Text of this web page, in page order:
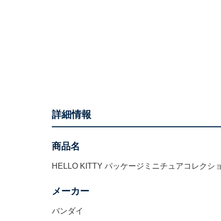
詳細情報
商品名
HELLO KITTY パッケージミニチュアコレクシ
メーカー
バンダイ